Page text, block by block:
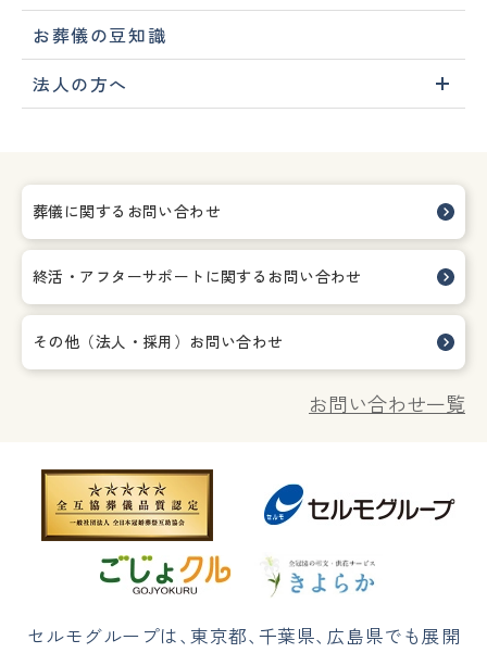
お葬儀の豆知識
法人の方へ
葬儀に関するお問い合わせ
終活・アフターサポートに関する お問い合わせ
その他（法人・採用）お問い合わせ
お問い合わせ一覧
セルモグループは、東京都、 千葉県、 広島県でも展開